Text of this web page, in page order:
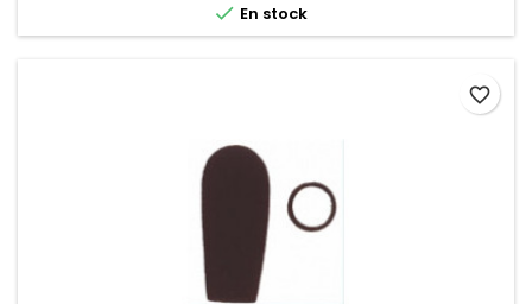
 En stock
favorite_border